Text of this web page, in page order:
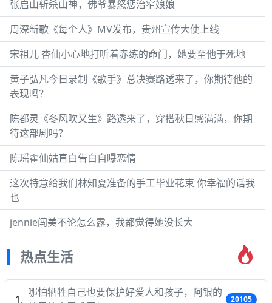
张启山斩杀山神，佛爷暴怒惩治窄娘娘
周深新歌《每个人》MV发布，贵州宣传大使上线
宋祖儿 杏仙小心地打听着赤练的命门，她要至他于死地
黄子弘凡今日录制《歌手》总决赛路透来了，你期待他的
表现吗？
陈都灵《冬风吹又生》路透来了，穿搭秋日感满满，你期
待这部剧吗？
陈瑶霍仙姑直白告白自曝恋情
这次特意给我们林知夏准备的手工毕业花束 你幸福的话我
也
jennie闯美不论怎么露，我都觉得她没长大
热点生活
哪怕牺牲自己也要保护好爱人和孩子，阿银的
20105